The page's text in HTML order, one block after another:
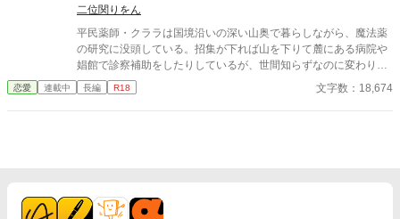
に、ひなたの体はどんどん反応してしまって…。 怒ったり照れた
りしながらも、次第に蓮に惹かれていくひなた。 だけど、彼には
まだ知られていない秘密があって―― 「…ほんとは、ずっと前か
ら、私…」 ただのメイドなんかじゃ終わりたくない。 恋と欲望が
交差する、ちょっぴり危険な主従ラブストーリー。
二位関りをん
平民薬師・クララは国境沿いの深い山奥で暮らしながら、魔法薬
の研究に没頭している。招集が下れば山を下りて麓にある病院や
娼館で診察補助をしたりしているが、世間知らずなのに変わりは
ない。 ある日、山の中で倒れている男性を発見。彼はなんと騎士
団長・レイルドで女嫌いの噂を持つ人物だった。 当然女嫌いの噂
恋愛 連載中 長編 R18 文字数：18,674